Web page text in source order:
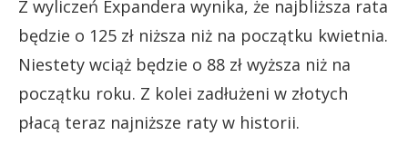
Z wyliczeń Expandera wynika, że najbliższa rata
będzie o 125 zł niższa niż na początku kwietnia.
Niestety wciąż będzie o 88 zł wyższa niż na
początku roku. Z kolei zadłużeni w złotych
płacą teraz najniższe raty w historii.